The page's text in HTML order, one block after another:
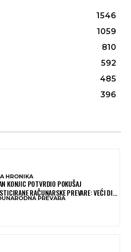
1546
1059
810
592
485
396
HRONIKA
KONJIC POTVRDIO POKUŠAJ
RAČUNARSKE PREVARE: VEĆI DIO
BLOKIRAN, OČEKUJE SE POVRAT
PREVARA